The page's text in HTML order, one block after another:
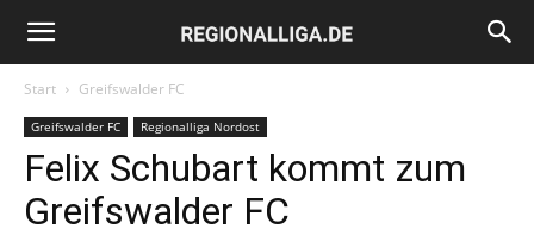
Regionalliga.de
Start Greifswalder FC
Greifswalder FC Regionalliga Nordost
Felix Schubart kommt zum
Greifswalder FC